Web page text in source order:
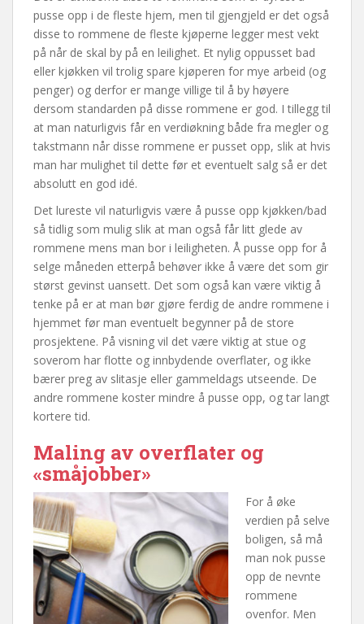
pusse opp i de fleste hjem, men til gjengjeld er det også
disse to rommene de fleste kjøperne legger mest vekt
på når de skal by på en leilighet. Et nylig oppusset bad
eller kjøkken vil trolig spare kjøperen for mye arbeid (og
penger) og derfor er mange villige til å by høyere
dersom standarden på disse rommene er god. I tillegg til
at man naturligvis får en verdiøkning både fra megler og
takstmann når disse rommene er pusset opp, slik at hvis
man har mulighet til dette før et eventuelt salg så er det
absolutt en god idé.
Det lureste vil naturligvis være å pusse opp kjøkken/bad
så tidlig som mulig slik at man også får litt glede av
rommene mens man bor i leiligheten. Å pusse opp for å
selge måneden etterpå behøver ikke å være det som gir
størst gevinst uansett. Det som også kan være viktig å
tenke på er at man bør gjøre ferdig de andre rommene i
hjemmet før man eventuelt begynner på de store
prosjektene. På visning vil det være viktig at stue og
soverom har flotte og innbydende overflater, og ikke
bærer preg av slitasje eller gammeldags utseende. De
andre rommene koster mindre å pusse opp, og tar langt
kortere tid.
Maling av overflater og
«småjobber»
For å øke
verdien på selve
boligen, så må
man nok pusse
opp de nevnte
rommene
ovenfor. Men